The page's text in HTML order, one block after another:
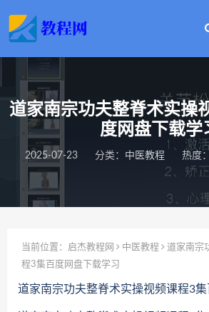
道家南宗功夫整脊术实操
度网盘下载学
2025-07-23 分类： 中医教程 热度
当前位置： 启杰教程网 中医教程
道家南宗
程3集百度网盘下载学习
道家南宗功夫整脊术实操视频课程3